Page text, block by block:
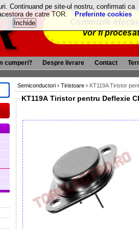
Comenzile
vor fi
cumperi? Despre livrare Contact
Semiconductori › Tiristoare › KT119A Tiristor
KT119A Tiristor pentru Deflexie
Continuand pe site-ul nostru, confirmati ca
de catre TOR.
Preferinte cookies